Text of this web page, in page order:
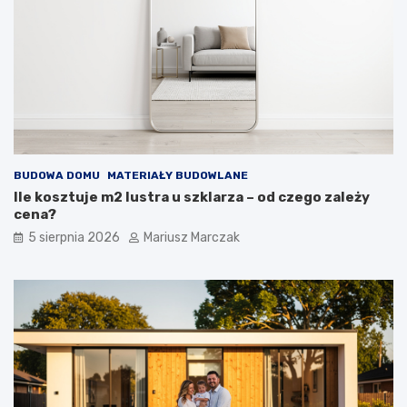
BUDOWA DOMU MATERIAŁY BUDOWLANE
Ile kosztuje m2 lustra u szklarza – od czego zależy
cena?
5 sierpnia 2026 Mariusz Marczak